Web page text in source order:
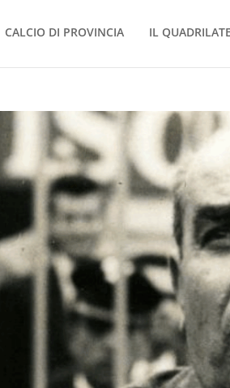
CALCIO DI PROVINCIA IL